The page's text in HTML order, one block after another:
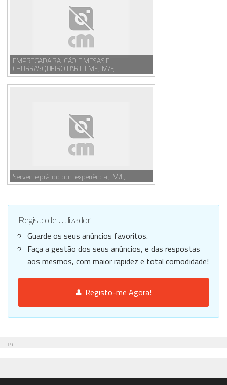
EMPREGADA BALCÃO E MESAS E
CHURRASQUEIRO PART-TIME, M/F,
Servente prático com experiência , M/F,
Registo de Utilizador
Guarde os seus anúncios favoritos.
Faça a gestão dos seus anúncios, e das respostas
aos mesmos, com maior rapidez e total comodidade!
Registo-me Agora!
Pub